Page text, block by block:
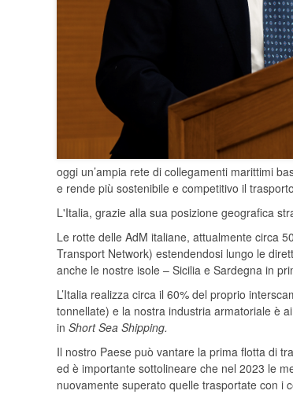
oggi un’ampia rete di collegamenti marittimi
e rende più sostenibile e competitivo il
L'Italia, grazie alla sua posizione geografica
Le rotte delle AdM italiane, attualmente circa
Transport Network) estendendosi lungo le
anche le nostre isole – Sicilia e Sardegna in
L’Italia realizza circa il 60% del proprio
tonnellate) e la nostra industria armatoriale è
in Short Sea Shipping.
Il nostro Paese può vantare la prima flotta di
ed è importante sottolineare che nel 2023 le
nuovamente superato quelle trasportate con i